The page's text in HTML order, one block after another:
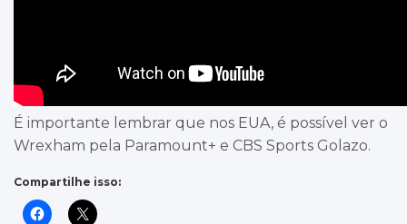
É importante lembrar que nos EUA, é possível ver o
Wrexham pela Paramount+ e CBS Sports Golazo.
Compartilhe isso: